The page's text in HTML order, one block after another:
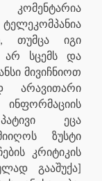
თუმცა იგი
არ სცემს და
მივიჩნიოთ
არავითარი
ეცა
ზუსტი
კრიტიკის
გააშუქა]